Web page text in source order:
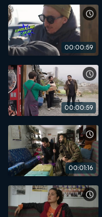
00:00:59
00:00:59
00:01:16